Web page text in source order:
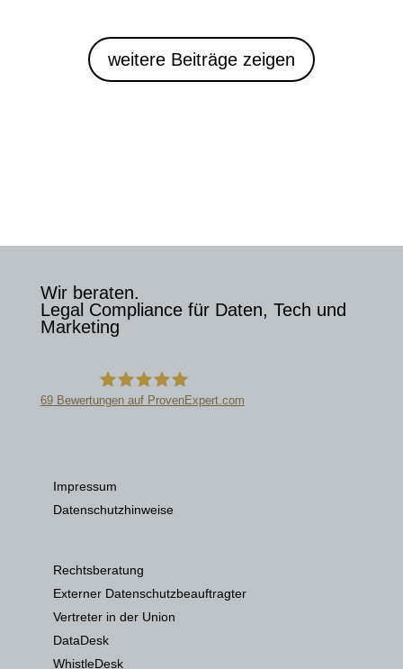
weitere Beiträge zeigen
Wir beraten.
Legal Compliance für Daten, Tech und
Marketing
69Bewertungen auf ProvenExpert.com
Impressum
Datenschutzhinweise
Rechtsberatung
Externer Datenschutzbeauftragter
Vertreter in der Union
DataDesk
WhistleDesk